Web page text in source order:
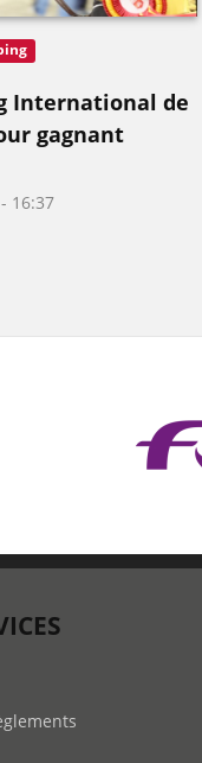
International de
gagnant
16:37